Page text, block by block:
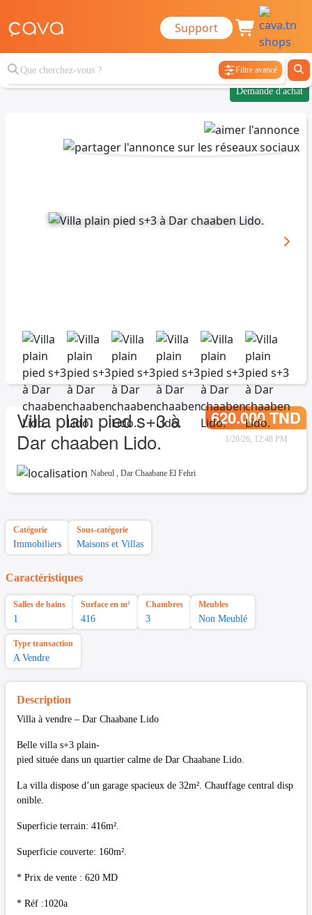
Support
Filtre avancé
Demande d'achat
Villa plain pied s+3 à
Dar chaaben Lido.
620.000 TND
1/20/26, 12:48 PM
Nabeul , Dar Chaabane El Fehri
Catégorie
Immobiliers
Sous-catégorie
Maisons et Villas
Caractéristiques
Salles de bains
1
Surface en m²
416
Chambres
3
Meubles
Non Meublé
Type transaction
A Vendre
Description
Villa à vendre – Dar Chaabane Lido
Belle villa s+3 plain-
pied située dans un quartier calme de Dar Chaabane Lido.
La villa dispose d’un garage spacieux de 32m². Chauffage central disp
onible.
Superficie terrain: 416m².
Superficie couverte: 160m².
* Prix de vente : 620 MD
* Réf :1020a